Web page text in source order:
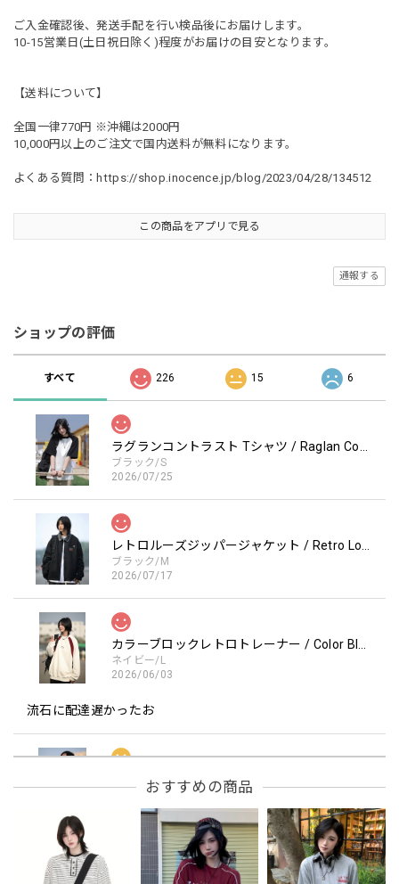
ご入金確認後、発送手配を行い検品後にお届けします。
10-15営業日(土日祝日除く)程度がお届けの目安となります。
【送料について】
全国一律770円 ※沖縄は2000円
10,000円以上のご注文で国内送料が無料になります。
よくある質問： https://shop.inocence.jp/blog/2023/04/28/134512
この商品をアプリで見る
通報する
ショップの評価
すべて 226 15 6
ブラック/S
2026/07/25
ブラック/M
2026/07/17
ネイビー/L
2026/06/03
流石に配達遅かったお
レッド/L
2026/05/30
フーデッドスタジアムジャンバー / Hooded Stadium Jumper
おすすめの商品